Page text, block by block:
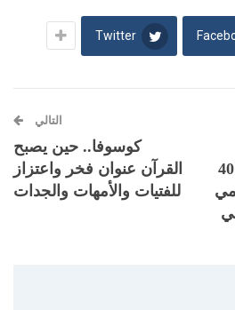
Twitter
الإسلامية تحتفي بمرور 40
التالي
كوسوفا.. حين يصبح
القرآن عنوان فخر واعتزاز
للفتيات والأمهات والجدات